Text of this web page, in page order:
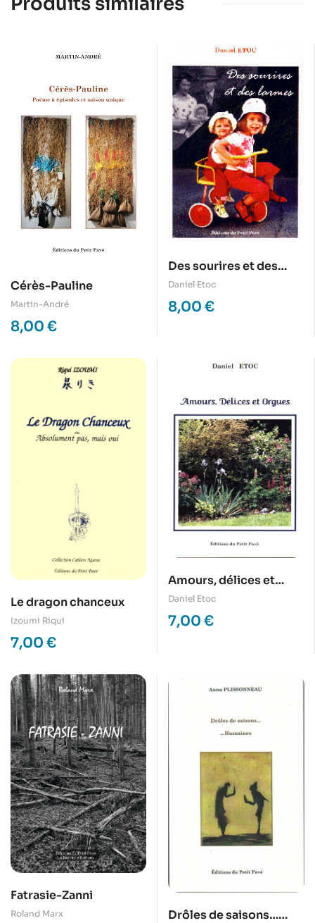
Cérès-Pauline
Martin-André
8,00 €
Des sourires et des
larmes
Daniel Etoc
8,00 €
Le dragon chanceux
Izoumi Riqui
7,00 €
Amours, délices et
orgues
Daniel Etoc
7,00 €
Fatrasie-Zanni
Roland Marx
Drôles de saisons…